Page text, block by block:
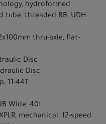
hydroformed
tube, threaded BB, UDH
thru-axle, flat-
Disc
Disc
11-44T
Wide, 40t
mechanical, 12-speed